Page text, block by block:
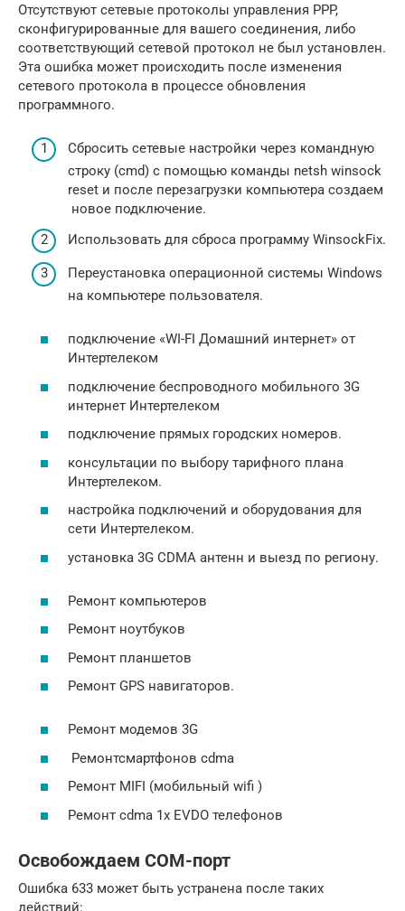
Отсутствуют сетевые протоколы управления PPP,
сконфигурированные для вашего соединения, либо
соответствующий сетевой протокол не был установлен.
Эта ошибка может происходить после изменения
сетевого протокола в процессе обновления
программного.
Сбросить сетевые настройки через командную
строку (cmd) с помощью команды netsh winsock
reset и после перезагрузки компьютера создаем
новое подключение.
Использовать для сброса программу WinsockFix.
Переустановка операционной системы Windows
на компьютере пользователя.
подключение «WI-FI Домашний интернет» от
Интертелеком
подключение беспроводного мобильного 3G
интернет Интертелеком
подключение прямых городских номеров.
консультации по выбору тарифного плана
Интертелеком.
настройка подключений и оборудования для
сети Интертелеком.
установка 3G CDMA антенн и выезд по региону.
Ремонт компьютеров
Ремонт ноутбуков
Ремонт планшетов
Ремонт GPS навигаторов.
Ремонт модемов 3G
Ремонтсмартфонов cdma
Ремонт MIFI (мобильный wifi )
Ремонт cdma 1x EVDO телефонов
Освобождаем COM-порт
Ошибка 633 может быть устранена после таких
действий: